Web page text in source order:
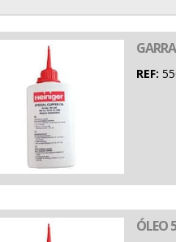
REF:
ÓLEO